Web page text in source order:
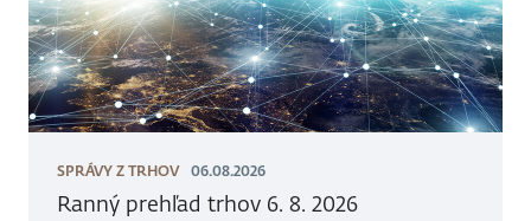
SPRÁVY Z TRHOV 06.08.2026
Ranný prehľad trhov 6. 8. 2026